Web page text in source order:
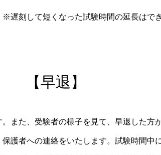
※遅刻して短くなった試験時間の延長はで
【早退】
また、受験者の様子を見て、早退した方
護者への連絡をいたします。 試験時間中